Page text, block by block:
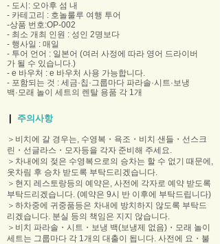
- 도시: 오아후 섬 내
- 카테고리 : 호놀룰루 여행 투어
-상품 번호:OP-002
- 최소 개최 인원 : 성인 2명보다
- 행사일 : 매일
- 투어 언어 : 일본어 (여러 사정에 따라 영어 드라이버
가 될 수 있습니다.)
- e 바우처 : e 바우처 사용 가능합니다.
- 포함되는 것 : 세금·칩·그룹마다 파라솔·시트·보냉
백·모래 놀이 세트의 렌탈 용품 각 1개
주의사항
＞비치에 갈 경우는, 수영복・욕조・비치 샌들・선스크
린・선글라스・모자등을 각자 준비해 주세요.
＞차내에의 젖은 수영복으로의 승차는 할 수 없기 때문에,
옷차림 후 승차 받도록 부탁드리겠습니다.
＞현지 레스토랑등의 예약은, 사전에 각자로 예약 받도록
부탁드리겠습니다. (예약은 9시 반 이후에 부탁드립니다)
＞하차중에 귀중품등은 차내에 방치하지 않도록 부탁드
리겠습니다. 분실 등의 책임은 지지 않습니다.
＞비치 파라솔・시트・보냉 백(보냉제 없음)・모래 놀이
세트는 그룹마다 각 1개의 대출이 됩니다. 사전에 요・불